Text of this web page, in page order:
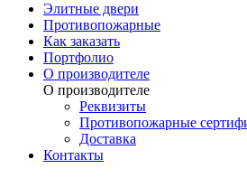
Элитные двери
Противопожарные
Как заказать
Портфолио
О производителе
О производителе
Реквизиты
Противопожарные
Доставка
Контакты